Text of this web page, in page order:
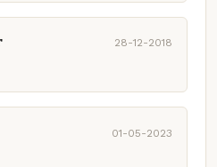
28-12-2018
01-05-2023